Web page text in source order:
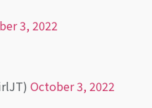
3, 2022
October 3, 2022